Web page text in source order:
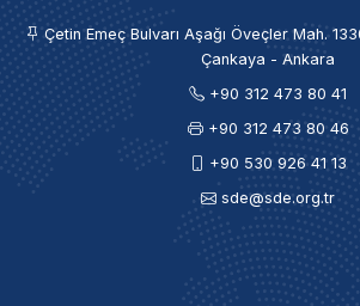
Çetin Emeç Bulvarı Aşağı Öveçler Mah.
Çankaya - Ankara
+90 312 473 80 41
+90 312 473 80 46
+90 530 926 41 13
sde@sde.org.tr